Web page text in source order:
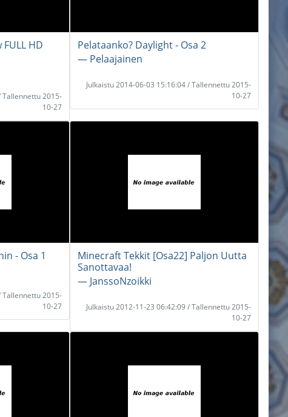
HD
Tallennettu 2015-
10-27
Pelataanko? Daylight - Osa 2
― Pelaajainen
Julkaistu 2014-06-03 15:16:04 / Tallennettu 2015-
10-27
- Osa 1
Tallennettu 2015-
10-27
Minecraft Tekkit [Osa22] Paljon Uutta
Sanottavaa!
― JanssoNzoikki
Julkaistu 2012-11-23 06:42:09 / Tallennettu 2015-
10-27